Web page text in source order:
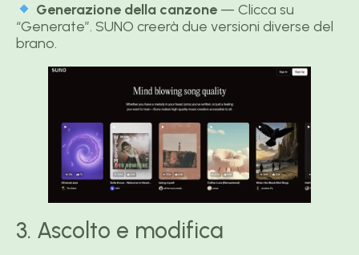
Generazione della canzone— Clicca su
“Generate”. SUNO creerà due versioni diverse del
brano.
3. Ascolto e modifica